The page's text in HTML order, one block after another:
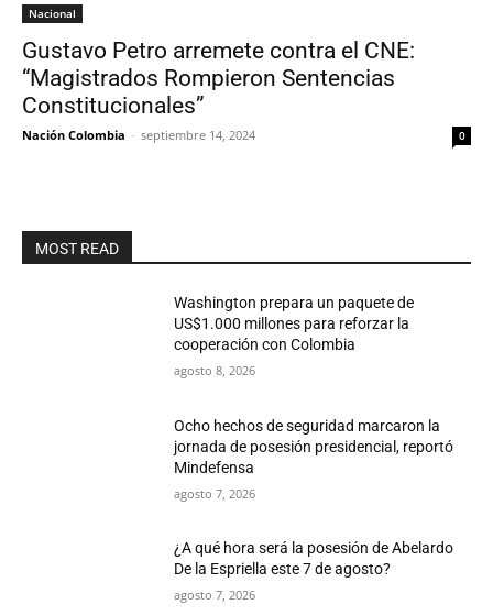
Nacional
Gustavo Petro arremete contra el CNE:
“Magistrados Rompieron Sentencias
Constitucionales”
Nación Colombia - septiembre 14, 2024 0
MOST READ
Washington prepara un paquete de
US$1.000 millones para reforzar la
cooperación con Colombia
agosto 8, 2026
Ocho hechos de seguridad marcaron la
jornada de posesión presidencial, reportó
Mindefensa
agosto 7, 2026
¿A qué hora será la posesión de Abelardo
De la Espriella este 7 de agosto?
agosto 7, 2026